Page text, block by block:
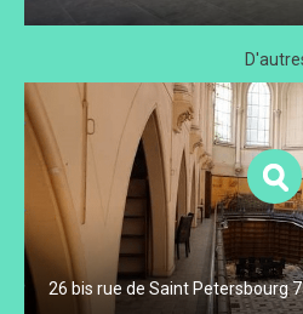
26 bis rue de Saint Petersbourg